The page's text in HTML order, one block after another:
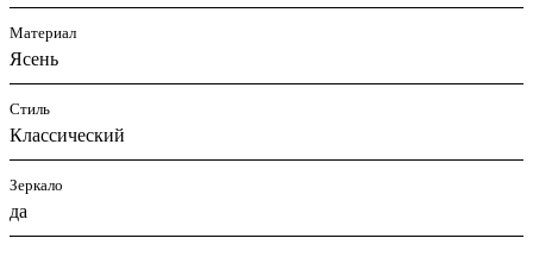
Материал
Ясень
Стиль
Классический
Зеркало
да